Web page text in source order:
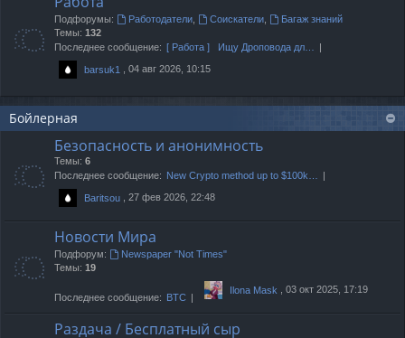
Подфорумы: Работодатели, Соискатели,
Багаж знаний
Темы: 132
Последнее сообщение: [ Работа ] Ищу Дроповода дл…
barsuk1 , 04 авг 2026, 10:15
Бойлерная
Безопасность и анонимность
Темы: 6
Последнее сообщение: New Crypto method up to $100k…
Baritsou , 27 фев 2026, 22:48
Новости Мира
Подфорум:
Newspaper "Not Times"
Темы: 19
Последнее сообщение: BTC
Ilona Mask , 03 окт 2025, 17:19
Раздача / Бесплатный сыр